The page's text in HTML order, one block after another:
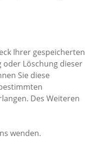
Ihrer gespeicherten
oder Löschung dieser
Sie diese
Des Weiteren
wenden.